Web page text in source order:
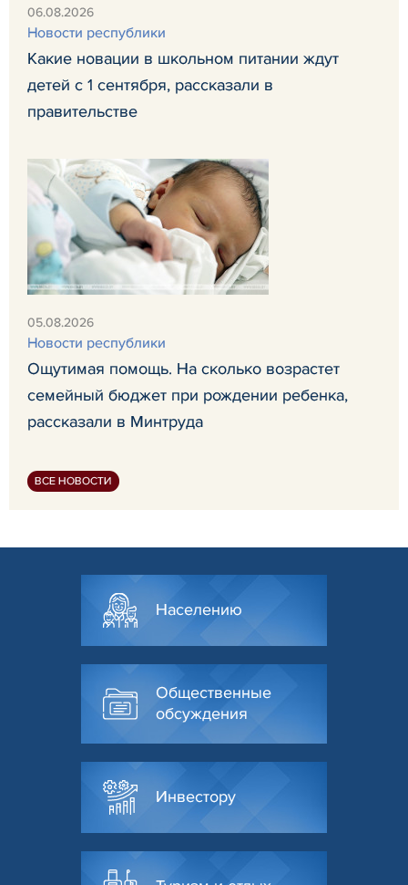
06.08.2026
Новости республики
Какие новации в школьном питании ждут
детей с 1 сентября, рассказали в
правительстве
05.08.2026
Новости республики
Ощутимая помощь. На сколько возрастет
семейный бюджет при рождении ребенка,
рассказали в Минтруда
ВСЕ НОВОСТИ
Населению
Общественные
обсуждения
Инвестору